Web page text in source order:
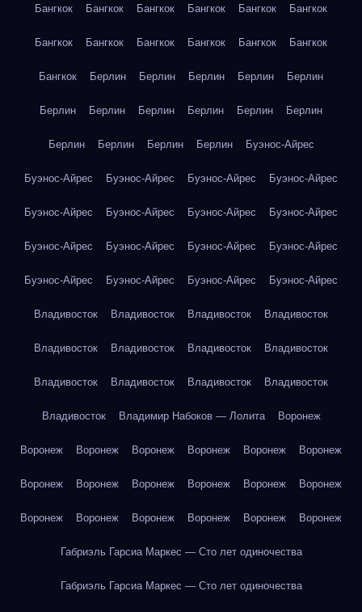
Бангкок Бангкок Бангкок Бангкок Бангкок Бангкок
Бангкок Бангкок Бангкок Бангкок Бангкок Бангкок
Бангкок Берлин Берлин Берлин Берлин Берлин
Берлин Берлин Берлин Берлин Берлин Берлин
Берлин Берлин Берлин Берлин Буэнос-Айрес
Буэнос-Айрес Буэнос-Айрес Буэнос-Айрес Буэнос-Айрес
Буэнос-Айрес Буэнос-Айрес Буэнос-Айрес Буэнос-Айрес
Буэнос-Айрес Буэнос-Айрес Буэнос-Айрес Буэнос-Айрес
Буэнос-Айрес Буэнос-Айрес Буэнос-Айрес Буэнос-Айрес
Владивосток Владивосток Владивосток Владивосток
Владивосток Владивосток Владивосток Владивосток
Владивосток Владивосток Владивосток Владивосток
Владивосток Владимир Набоков — Лолита Воронеж
Воронеж Воронеж Воронеж Воронеж Воронеж Воронеж
Воронеж Воронеж Воронеж Воронеж Воронеж Воронеж
Воронеж Воронеж Воронеж Воронеж Воронеж Воронеж
Габриэль Гарсиа Маркес — Сто лет одиночества
Габриэль Гарсиа Маркес — Сто лет одиночества